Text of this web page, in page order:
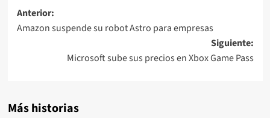
Navegación
de
entradas
Anterior:
Amazon suspende su robot Astro para empresas
Siguiente:
Microsoft sube sus precios en Xbox Game Pass
Más historias